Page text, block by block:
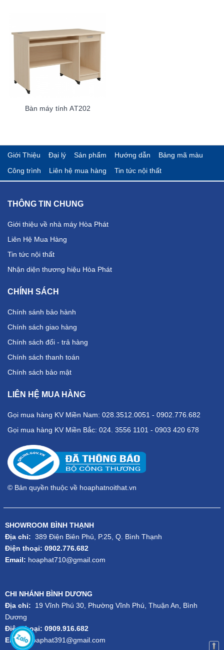
Bàn máy tính AT202
Giới Thiệu Đại lý Sản phẩm Hướng dẫn
Bảng mã màu
Công trình
Liên hệ mua hàng Tin tức nội thất
THÔNG TIN CHUNG
Giới thiệu về nhà máy Hòa Phát
Liên Hệ Mua Hàng
Tin tức nội thất
Nhận diện thương hiệu Hòa Phát
CHÍNH SÁCH
Chính sánh bảo hành
Chính sách giao hàng
Chính sách đổi - trả hàng
Chính sách thanh toán
Chính sách bảo mật
LIÊN HỆ MUA HÀNG
Gọi mua hàng KV Miền Nam: 028.3512.0051 - 0902.776.682
Gọi mua hàng KV Miền Bắc: 024. 3556 1101 - 0903 420 678
© Bản quyền thuộc về hoaphatnoithat.vn
SHOWROOM BÌNH THẠNH
Địa chỉ: 389 Điện Biên Phủ, P.25, Q. Bình Thạnh
Điện thoại: 0902.776.682
Email: hoaphat710@gmail.com
CHI NHÁNH BÌNH DƯƠNG
Địa chỉ: 19 Vĩnh Phú 30, Phường Vĩnh Phú, Thuận An, Bình
Dương
Điện thoại: 0909.916.682
Email:hoaphat391@gmail.com